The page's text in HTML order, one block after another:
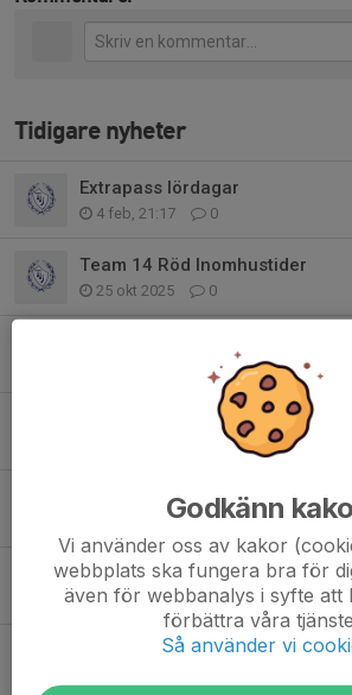
Tidigare nyheter
Extrapass lördagar
4 feb, 21:17 0
Team 14 Röd Inomhustider
25 okt 2025 0
0
Nyköpingsläger 2025
Triangelkampen 2025
21 feb 2025 0
Måndagsträningarna - 18.25 i
23 jan 2025 0
Tävlingsläger Nyköping 7-8
Godkänn
Vi använder oss av kakor
webbplats ska fungera bra för
även för webbanalys i syfte att
förbättra våra
Så använder vi